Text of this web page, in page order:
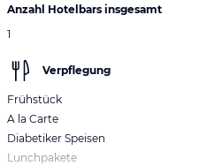
Anzahl Hotelbars insgesamt
1
Verpflegung
Frühstück
A la Carte
Diabetiker Speisen
Lunchpakete